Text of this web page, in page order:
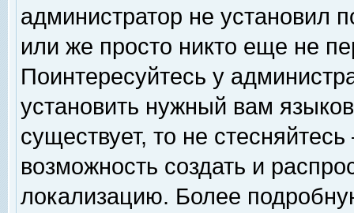
администратор не установил
или же просто никто еще не
Поинтересуйтесь у
установить нужный вам
существует, то не
возможность создать и
локализацию. Более